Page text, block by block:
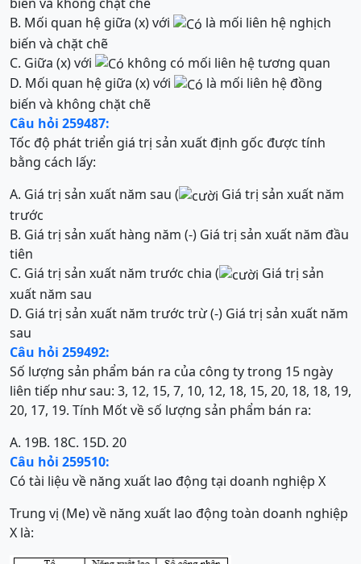
B. Mối quan hệ giữa (x) với
là mối liên hệ nghịch
biến và chặt chẽ
C. Giữa (x) với
không có mối liên hệ tương quan
D. Mối quan hệ giữa (x) với
là mối liên hệ đồng
biến và không chặt chẽ
Câu hỏi 259487:
Tốc độ phát triển giá trị sản xuất định gốc được tính
bằng cách lấy:
A. Giá trị sản xuất năm sau (
Giá trị sản xuất năm
trước
B. Giá trị sản xuất hàng năm (-) Giá trị sản xuất năm đầu
tiên
C. Giá trị sản xuất năm trước chia (
Giá trị sản
xuất năm sau
D. Giá trị sản xuất năm trước trừ (-) Giá trị sản xuất năm
sau
Câu hỏi 259492:
Số lượng sản phẩm bán ra của công ty trong 15 ngày
liên tiếp như sau: 3, 12, 15, 7, 10, 12, 18, 15, 20, 18, 18, 19,
20, 17, 19. Tính Mốt về số lượng sản phẩm bán ra:
A. 19B. 18C. 15D. 20
Câu hỏi 259510:
Có tài liệu về năng xuất lao động tại doanh nghiệp X
Trung vị (Me) về năng xuất lao động toàn doanh nghiệp
X là: